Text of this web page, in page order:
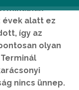
alatt ez
így az
olyan
nincs ünnep.